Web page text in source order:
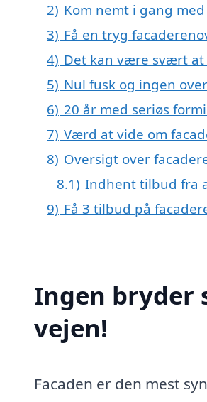
2) Kom nemt i gang
3) Få en tryg
4) Det kan være svært
5) Nul fusk og ingen
6) 20 år med seriøs
7) Værd at vide om
8) Oversigt over
8.1) Indhent tilbud fra
9) Få 3 tilbud på
Ingen bryder
vejen!
Facaden er den mest